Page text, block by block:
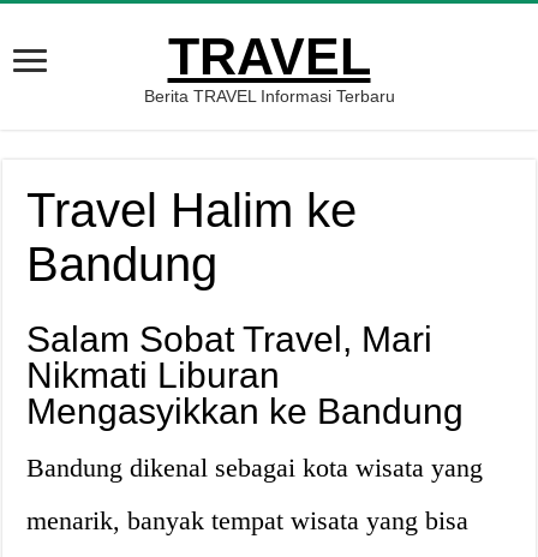
TRAVEL
Berita TRAVEL Informasi Terbaru
Travel Halim ke
Bandung
Salam Sobat Travel, Mari
Nikmati Liburan
Mengasyikkan ke Bandung
Bandung dikenal sebagai kota wisata yang
menarik, banyak tempat wisata yang bisa